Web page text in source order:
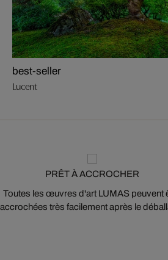
best-seller
Lucent
PRÊT À ACCROCHER
Toutes les œuvres d'art LUMAS peuvent
accrochées très facilement après le